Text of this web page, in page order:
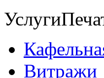
Услуги
Витражи